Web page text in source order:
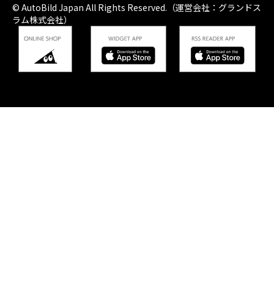
© AutoBild Japan All Rights Reserved.（運営会社：グランドス
ラム株式会社）